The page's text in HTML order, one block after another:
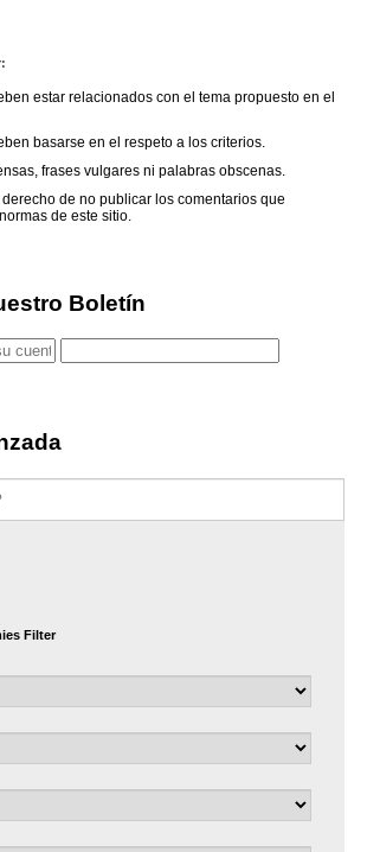
estar relacionados con el tema propuesto en el
basarse en el respeto a los criterios.
frases vulgares ni palabras obscenas.
de no publicar los comentarios que
de este sitio.
Boletín
Filter